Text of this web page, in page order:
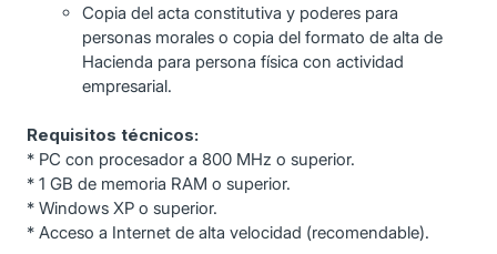
Copia del acta constitutiva y poderes para
personas morales o copia del formato de alta de
Hacienda para persona física con actividad
empresarial.
Requisitos técnicos:
* PC con procesador a 800 MHz o superior.
* 1 GB de memoria RAM o superior.
* Windows XP o superior.
* Acceso a Internet de alta velocidad (recomendable).